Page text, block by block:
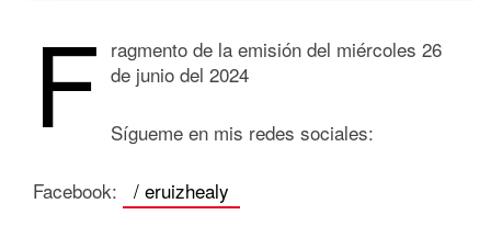
F ragmento de la emisión del miércoles 26
de junio del 2024
Sígueme en mis redes sociales:
Facebook: / eruizhealy